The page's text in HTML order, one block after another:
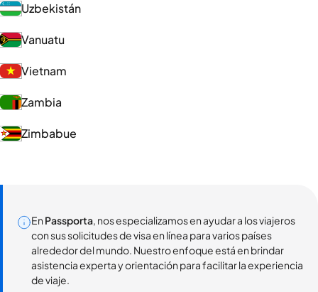
Uzbekistán
Vanuatu
Vietnam
Zambia
Zimbabue
En Passporta, nos especializamos en ayudar a los viajeros
con sus solicitudes de visa en línea para varios países
alrededor del mundo. Nuestro enfoque está en brindar
asistencia experta y orientación para facilitar la experiencia
de viaje.